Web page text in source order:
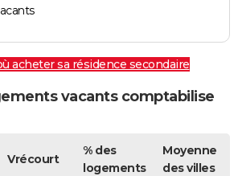
acheter sa résidence secondaire
vacants comptabilise
Vrécourt
% des
logements
Moyenne
des villes